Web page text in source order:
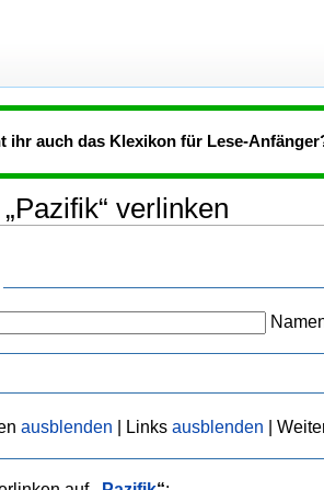
ihr auch das Klexikon für Lese-
verlinken
ausblenden | Links ausblenden |